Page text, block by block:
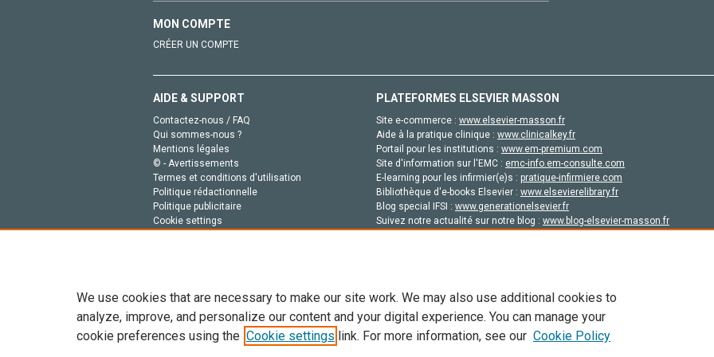
MON COMPTE
CRÉER UN COMPTE
AIDE & SUPPORT
Contactez-nous / FAQ
Qui sommes-nous ?
Mentions légales
© - Avertissements
Termes et conditions d'utilisation
Politique rédactionnelle
Politique publicitaire
Cookie settings
PLATEFORMES ELSEVIER MASSON
Site e-commerce : www.elsevier-masson.fr
Aide à la pratique clinique : www.clinicalkey.fr
Portail pour les institutions : www.em-premium.com
Site d'information sur l'EMC : emc-info.em-consulte.com
E-learning pour les infirmier(e)s : pratique-infirmiere.com
Bibliothèque d'e-books Elsevier : www.elsevierelibrary.fr
Blog special IFSI : www.generationelsevier.fr
Suivez notre actualité sur notre blog : www.blog-elsevier-masson.fr
Tout le contenu de ce site: Copyright © 2026 Elsevier, ses concédants de licence et ses contributeurs. Tout les droits sont réservés,
de données, a la formation en IA et aux technologies similaires. Pour tout contenu en libre accès, les conditions de licence
We use cookies that are necessary to make our site work. We may also use additional cookies to
analyze, improve, and personalize our content and your digital experience. You can manage your
cookie preferences using the Cookie settings link. For more information, see our Cookie Policy